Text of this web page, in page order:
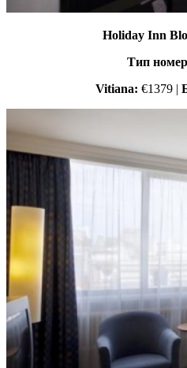
Holiday Inn
Тип
Vitiana: €1379 |